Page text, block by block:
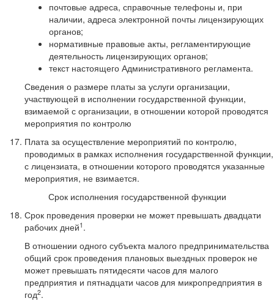
почтовые адреса, справочные телефоны и, при
наличии, адреса электронной почты лицензирующих
органов;
нормативные правовые акты, регламентирующие
деятельность лицензирующих органов;
текст настоящего Административного регламента.
Сведения о размере платы за услуги организации,
участвующей в исполнении государственной функции,
взимаемой с организации, в отношении которой проводятся
мероприятия по контролю
Плата за осуществление мероприятий по контролю,
проводимых в рамках исполнения государственной функции,
с лицензиата, в отношении которого проводятся указанные
мероприятия, не взимается.
Срок исполнения государственной функции
Срок проведения проверки не может превышать двадцати
рабочих дней1 .
В отношении одного субъекта малого предпринимательства
общий срок проведения плановых выездных проверок не
может превышать пятидесяти часов для малого
предприятия и пятнадцати часов для микропредприятия в
год2.